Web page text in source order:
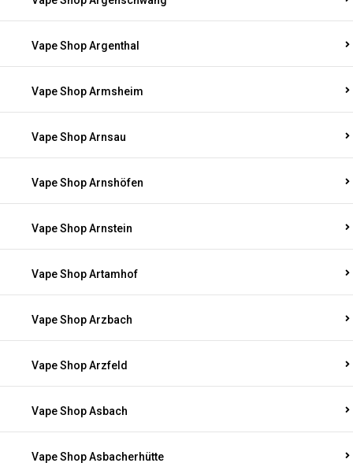
Vape Shop Argenthal
Vape Shop Armsheim
Vape Shop Arnsau
Vape Shop Arnshöfen
Vape Shop Arnstein
Vape Shop Artamhof
Vape Shop Arzbach
Vape Shop Arzfeld
Vape Shop Asbach
Vape Shop Asbacherhütte